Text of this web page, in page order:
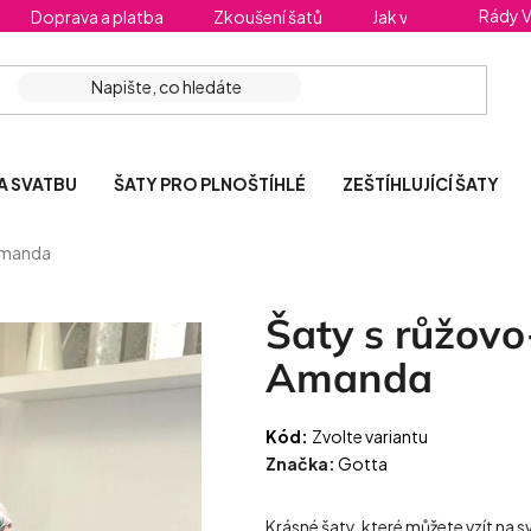
Doprava a platba Zkoušení šatů Jak vybrat Rády
SVATBU ŠATY PRO PLNOŠTÍHLÉ ZEŠTÍHLUJÍCÍ ŠATY
Šaty s
Amanda
Kód: Zvolte variantu
Značka: Gotta
Krásné šaty, které můžete vzít na